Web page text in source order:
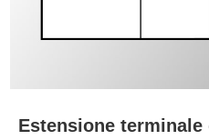
Estensione terminale